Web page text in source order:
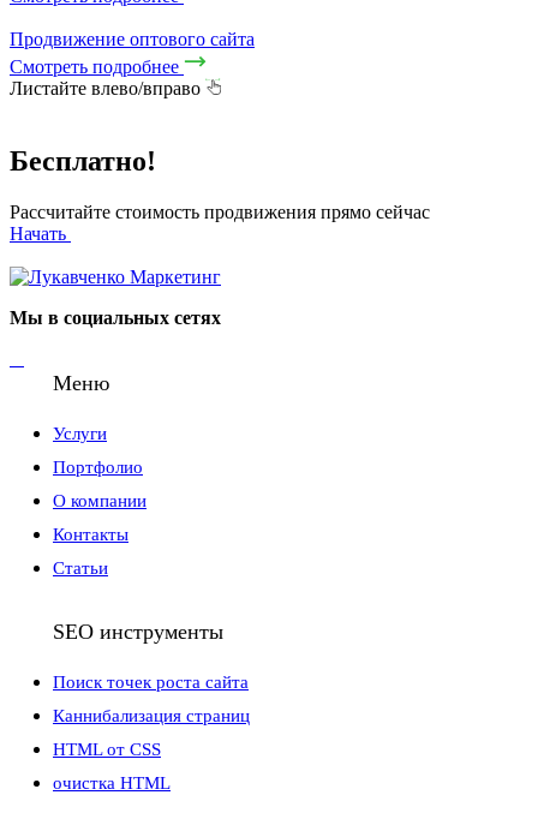
Продвижение оптового сайта
Смотреть подробнее
Листайте влево/вправо
Бесплатно!
Рассчитайте стоимость продвижения прямо сейчас
Начать
Мы в социальных сетях
Меню
Услуги
Портфолио
О компании
Контакты
Статьи
SEO инструменты
Поиск точек роста сайта
Каннибализация страниц
HTML от CSS
очистка HTML